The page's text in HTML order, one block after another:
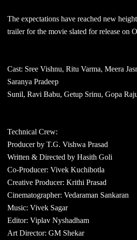
The expectations have reached new
trailer for the movie slated for release on
Cast: Sree Vishnu, Ritu Varma, Meera
Saranya Pradeep
Sunil, Ravi Babu, Getup Srinu, Gopa
Technical Crew:
Producer by T.G. Vishwa Prasad
Written & Directed by Hasith Goli
Co-Producer: Vivek Kuchibotla
Creative Producer: Krithi Prasad
Cinematographer: Vedaraman Sankaran
Music: Vivek Sagar
Editor: Viplav Nyshadham
Art Director: GM Shekar